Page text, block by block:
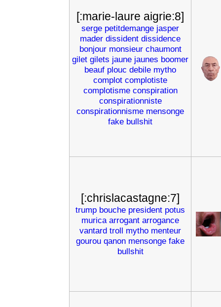
[:marie-laure aigrie:8]
serge petitdemange jasper
mader dissident dissidence
bonjour monsieur chaumont
gilet gilets jaune jaunes boomer
beauf plouc debile mytho
complot complotiste
complotisme conspiration
conspirationniste
conspirationnisme mensonge
fake bullshit
[:chrislacastagne:7]
trump bouche president potus
murica arrogant arrogance
vantard troll mytho menteur
gourou qanon mensonge fake
bullshit